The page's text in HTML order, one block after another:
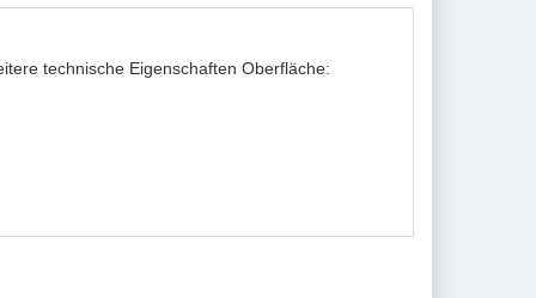
technische Eigenschaften Oberfläche: